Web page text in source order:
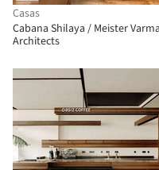
Casas
Cabana Shilaya / Meister Varma
Architects